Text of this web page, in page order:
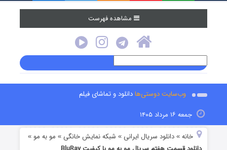
مشاهده فهرست
وب‌سایت دوستی‌هادانلود و تماشای فیلم
جمعه ۱۶ مرداد ۱۴۰۵
خانه »دانلود سریال ایرانی » شبکه نمایش خانگی » مو به مو »